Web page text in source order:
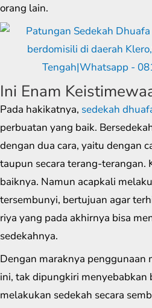
orang lain.
Ini Enam
Pada hakikatnya, sedekah
perbuatan yang baik.
dengan dua cara, yaitu dengan
taupun secara terang-terangan.
baiknya. Namun acapkali
tersembunyi, bertujuan agar
riya yang pada akhirnya bisa
sedekahnya.
Dengan maraknya penggunaan
ini, tak dipungkiri menyebabkan
melakukan sedekah secara